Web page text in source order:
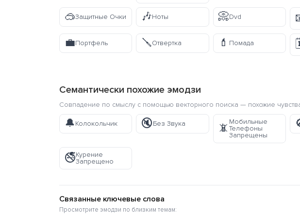
🥽Защитные Очки 🎶Ноты 📀Dvd
💼Портфель 🪛Отвертка 💄 Помада
Семантически похожие эмодзи
Совпадение по смыслу с помощью векторного поиска — похожие
🔔Колокольчик 🔇Без Звука 📵
Мобильные
Телефоны
Запрещены
🚭Курение
Запрещено
Связанные ключевые слова
Просмотрите эмодзи по близким темам: